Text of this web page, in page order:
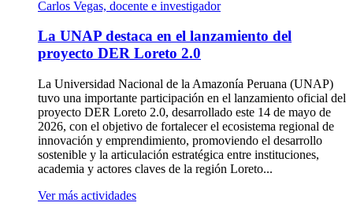
La UNAP destaca en el lanzamiento del
proyecto DER Loreto 2.0
La Universidad Nacional de la Amazonía Peruana (UNAP)
tuvo una importante participación en el lanzamiento oficial del
proyecto DER Loreto 2.0, desarrollado este 14 de mayo de
2026, con el objetivo de fortalecer el ecosistema regional de
innovación y emprendimiento, promoviendo el desarrollo
sostenible y la articulación estratégica entre instituciones,
academia y actores claves de la región Loreto...
Ver más actividades